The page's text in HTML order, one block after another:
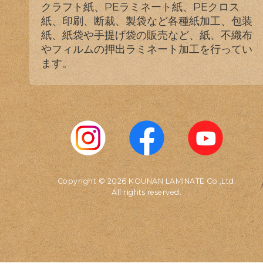
クラフト紙、PEラミネート紙、PEクロス
紙、印刷、断裁、製袋など各種紙加工、包装
紙、紙袋や手提げ袋の販売など、紙、不織布
やフィルムの押出ラミネート加工を行ってい
ます。
Copyright © 2026 KOUNAN LAMINATE Co.,Ltd.
All rights reserved.